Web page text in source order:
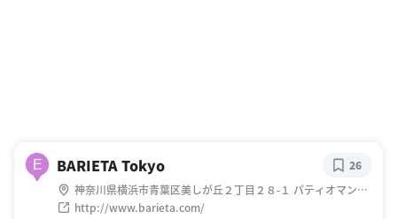
E BARIETA Tokyo
神奈川県横浜市青葉区美しが丘２丁目２８-１ パティオマンシ
ョン
http://www.barieta.com/
26